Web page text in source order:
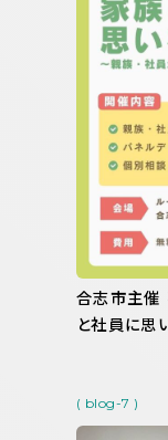
合志市主催
と社員に思
( blog-7 )